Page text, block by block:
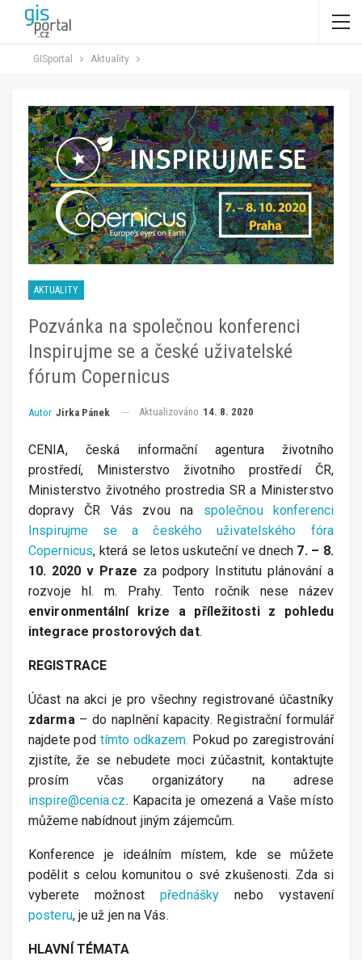
GISportal Aktuality
AKTUALITY
Pozvánka na společnou konferenci
Inspirujme se a české uživatelské
fórum Copernicus
Autor Jirka Pánek Aktualizováno 14. 8. 2020
CENIA, česká informační agentura životního
prostředí, Ministerstvo životního prostředí ČR,
Ministerstvo životného prostredia SR a Ministerstvo
dopravy ČR Vás zvou na společnou konferenci
Inspirujme se a českého uživatelského fóra
Copernicus, která se letos uskuteční ve dnech 7. – 8.
10. 2020 v Praze za podpory Institutu plánování a
rozvoje hl. m. Prahy. Tento ročník nese název
environmentální krize a příležitosti z pohledu
integrace prostorových dat.
REGISTRACE
Účast na akci je pro všechny registrované účastníky
zdarma – do naplnění kapacity. Registrační formulář
najdete pod tímto odkazem. Pokud po zaregistrování
zjistíte, že se nebudete moci zúčastnit, kontaktujte
prosím včas organizátory na adrese
inspire@cenia.cz. Kapacita je omezená a Vaše místo
můžeme nabídnout jiným zájemcům.
Konference je ideálním místem, kde se můžete
podělit s celou komunitou o své zkušenosti. Zda si
vyberete možnostpřednášky nebo vystavení
posteru, je už jen na Vás.
HLAVNÍ TÉMATA